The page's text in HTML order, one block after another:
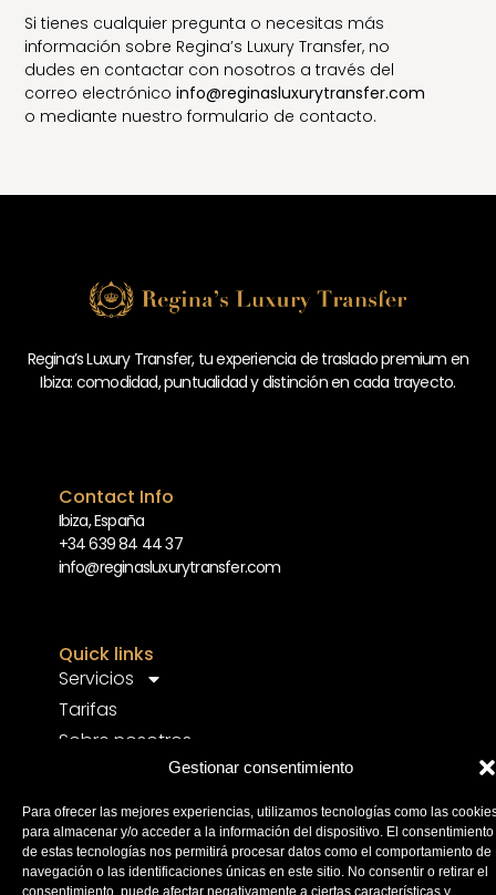
Gestionar consentimiento
Para ofrecer las mejores experiencias, utilizamos tecnologías como las
para almacenar y/o acceder a la información del dispositivo. El consentimiento
de estas tecnologías nos permitirá procesar datos como el comportamiento de
navegación o las identificaciones únicas en este sitio. No consentir o retirar el
consentimiento, puede afectar negativamente a ciertas características y
Si tienes cualquier pregunta o necesitas más
información sobre Regina’s Luxury Transfer, no
dudes en contactar con nosotros a través del
correo electrónicoinfo@reginasluxurytransfer.com
o mediante nuestro formulario de contacto.
Regina’s Luxury Transfer, tu experiencia de traslado premium en
Ibiza: comodidad, puntualidad y distinción en cada trayecto.
Contact Info
Ibiza, España
+34 639 84 44 37
info@reginasluxurytransfer.com
Quick links
Servicios
Tarifas
Sobre nosotros
Español
Política de Privacidad Política Cookies